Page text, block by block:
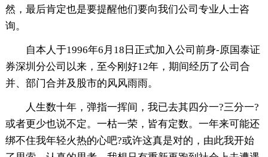
然，最后肯定也是要提醒他们要向我们公司专业人士咨
询。
自本人于1996年6月18日正式加入公司前身-原国泰证
券深圳分公司以来，至今刚好12年，期间经历了公司合
并、部门合并及股市的风风雨雨。
人生数十年，弹指一挥间，我已去其四分一?三分一?
或者更少也说不定。一枯一荣，皆有定数。一年来可能还
绑不住我年轻火热的心吧?或许这真是对的，由此我开始